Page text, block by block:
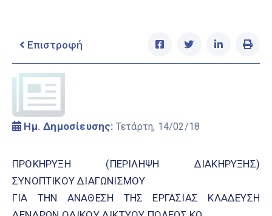
Επιστροφή
Ημ. Δημοσίευσης: Τετάρτη, 14/02/18
ΠΡΟΚΗΡΥΞΗ (ΠΕΡΙΛΗΨΗ ΔΙΑΚΗΡΥΞΗΣ)
ΣΥΝΟΠΤΙΚΟΥ ΔΙΑΓΩΝΙΣΜΟΥ
ΓΙΑ ΤΗΝ ΑΝΑΘΕΣΗ ΤΗΣ ΕΡΓΑΣΙΑΣ ΚΛΑΔΕΥΣΗ